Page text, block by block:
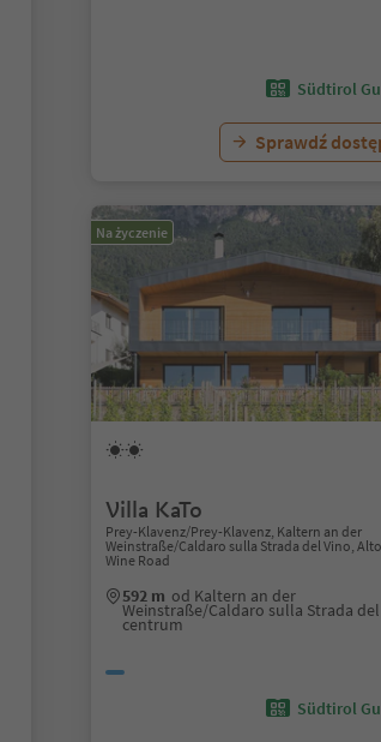
Südtirol
Sprawdź
Na życzenie
Villa KaTo
Prey-Klavenz/Prey-Klavenz, Kaltern an der
Weinstraße/Caldaro sulla Strada del Vino,
Wine Road
592 m od Kaltern an der
Weinstraße/Caldaro sulla Strada
centrum
Südtirol